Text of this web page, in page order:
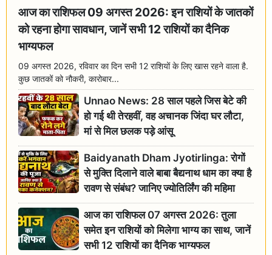
आज का राशिफल 09 अगस्त 2026: इन राशियों के जातकों
को रहना होगा सावधान, जानें सभी 12 राशियों का दैनिक
भाग्यफल
09 अगस्त 2026, रविवार का दिन सभी 12 राशियों के लिए खास रहने वाला है.
कुछ जातकों को नौकरी, कारोबार...
Unnao News: 28 साल पहले जिस बेटे की
हो गई थी तेरहवीं, वह अचानक जिंदा घर लौटा,
मां से मिल छलक पड़े आंसू
Baidyanath Dham Jyotirlinga: रोगों
से मुक्ति दिलाने वाले बाबा बैद्यनाथ धाम का क्या है
रावण से संबंध? जानिए ज्योतिर्लिंग की महिमा
आज का राशिफल 07 अगस्त 2026: तुला
समेत इन राशियों को मिलेगा भाग्य का साथ, जानें
सभी 12 राशियों का दैनिक भाग्यफल